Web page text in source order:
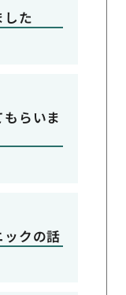
た
らいま
クの話